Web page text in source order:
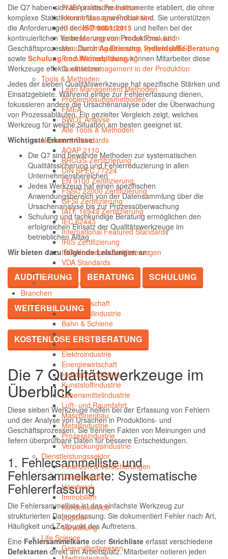
FMEA in der Produktion
Interim Manager Produktion
KI in der Produktion
Lean Management in der Produktion
Manufacturing Execution System (MES)
Produktionsoptimierung
Qualitätsmanagement in der Produktion
Tools & Methoden
Lean Management Methoden
Problemlösungsmethoden
FMEA
SWOT Analyse
Alle Tools & Methoden
Normen & Standards
AQAP 2110
BRCGS-Zertifizierung
DIN SPEC 77224
EN 9100 Zertifizierung
FSSC 22000 Zertifizierung
GFSI Zertifizierung
IATF 16949 Zertifizierung
IEC 62443
International Featured Standards
IRIS Zertifizierung
ISO-Normen & Zertifizierungen
VDA Standards
Software
Alle Bereiche
Branchen
Industrie & Wirtschaft
Automobilindustrie
Bahn & Schiene
Bauindustrie
Chemische Industrie
Elektroindustrie
Energiewirtschaft
Hightech Industrie
Kunststoffindustrie
Lebensmittelindustrie
Luft- und Raumfahrt
Maschinenbau
Metallindustrie
Prozessindustrie
Verpackungsindustrie
Dienstleistungssektor
Finanzen & Versicherungen
Gastgewerbe
Handwerk
Immobilien
Kundenservice
Logistik
Verwaltung
Life Science
Gesundheitswesen
Die Q7 haben sich als praktische Instrumente etabliert, die ohne
komplexe Statistikkenntnisse anwendbar sind. Sie unterstützen
die Anforderungen derISO 9001:2015 und helfen bei der
kontinuierlichen Verbesserung von Produktions- und
Geschäftsprozessen. DurchAuditierung,individuelle Beratung
sowie Schulung und Weiterbildungkönnen Mitarbeiter diese
Werkzeuge effektiv einsetzen.
Jedes der sieben Qualitätswerkzeuge hat spezifische Stärken und
Einsatzgebiete. Während einige zur Fehlererfassung dienen,
fokussieren andere die Ursachenanalyse oder die Überwachung
von Prozessabläufen. Ein gezielter Vergleich zeigt, welches
Werkzeug für welche Situation am besten geeignet ist.
Wichtigste Erkenntnisse:
Die Q7 sind bewährte Methoden zur systematischen
Qualitätssicherung und Fehlerreduzierung in allen
Unternehmensbereichen
Jedes Werkzeug hat einen spezifischen
Anwendungsbereich von der Datensammlung über die
Ursachenanalyse bis zur Prozessüberwachung
Schulung und fachkundige Beratung ermöglichen den
erfolgreichen Einsatz der Qualitätswerkzeuge im
betrieblichen Alltag
Wir bieten dazu folgende Leistungen an:
AUDITIERUNG BERATUNG SCHULUNG
WEITERBILDUNG
KOSTENLOSE ERSTBERATUNG
Die 7 Qualitätswerkzeuge im
Überblick
Diese sieben Werkzeuge helfen bei der Erfassung von Fehlern
und der Analyse von Ursachen in Produktions- und
Geschäftsprozessen. Sie trennen Fakten von Meinungen und
liefern überprüfbare Daten für bessere Entscheidungen.
1. Fehlersammelliste und
Fehlersammelkarte: Systematische
Fehlererfassung
Die Fehlersammelliste ist das einfachste Werkzeug zur
strukturierten Datenerfassung. Sie dokumentiert Fehler nach Art,
Häufigkeit und Zeitpunkt des Auftretens.
Eine Fehlersammelkarte oder Strichliste erfasst verschiedene
Defektarten direkt am Arbeitsplatz. Mitarbeiter notieren jeden